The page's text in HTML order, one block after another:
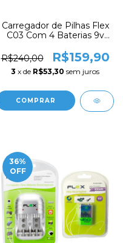
Carregador de Pilhas Flex
C03 Com 4 Baterias 9v
9V/450
R$240,00 R$159,90
3 x de R$53,30 sem juros
36%
OFF